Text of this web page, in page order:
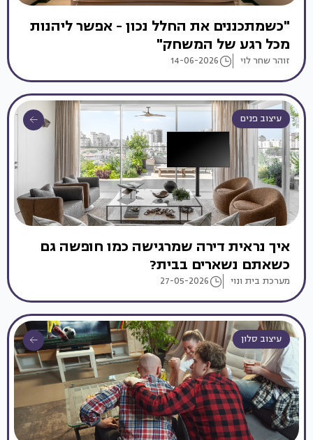
"כשמתכננים את החלל נכון - אפשר ליהנות
מכל רגע של המשחק"
זוהר שחר לוי 14-06-2026
עיצוב פנים
איך נראית דירה שמרגישה כמו חופשה גם
כשאתם נשארים בבית?
מערכת בית ונוי 27-05-2026
עיצוב סלון